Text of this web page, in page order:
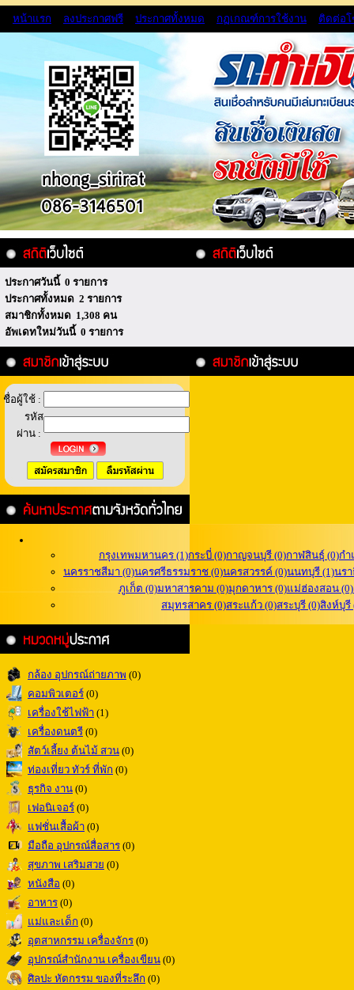
หน้าแรก ลงประกาศฟรี ประกาศทั้งหมด กฏเกณฑ์การใช้งาน ติดต่อ
ประกาศวันนี้ 0 รายการ
ประกาศทั้งหมด 2 รายการ
สมาชิกทั้งหมด 1,308 คน
อัพเดทใหม่วันนี้ 0 รายการ
ชื่อผู้ใช้ :
รหัส
ผ่าน :
กรุงเทพมหานคร (1)กระบี่ (0)กาญจนบุรี (0)กาฬสินธุ์ (0)กำ
นครราชสีมา (0)นครศรีธรรมราช (0)นครสวรรค์ (0)นนทบุรี (1)นรา
ภูเก็ต (0)มหาสารคาม (0)มุกดาหาร (0)แม่ฮ่องสอน (0)
สมุทรสาคร (0)สระแก้ว (0)สระบุรี (0)สิงห์บุรี
กล้อง อุปกรณ์ถ่ายภาพ (0)
คอมพิวเตอร์ (0)
เครื่องใช้ไฟฟ้า (1)
เครื่องดนตรี (0)
สัตว์เลี้ยง ต้นไม้ สวน (0)
ท่องเที่ยว ทัวร์ ที่พัก (0)
ธุรกิจ งาน (0)
เฟอนิเจอร์ (0)
แฟชั่นเสื้อผ้า (0)
มือถือ อุปกรณ์สื่อสาร (0)
สุขภาพ เสริมสวย (0)
หนังสือ (0)
อาหาร (0)
แม่และเด็ก (0)
อุตสาหกรรม เครื่องจักร (0)
อุปกรณ์สำนักงาน เครื่องเขียน (0)
ศิลปะ หัตกรรม ของที่ระลึก (0)